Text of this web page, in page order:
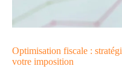
Optimisation fiscale :
votre imposition